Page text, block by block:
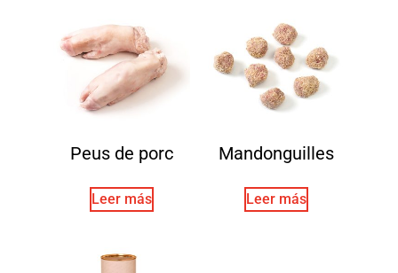
Peus de porc
Leer más
Mandonguilles
Leer más